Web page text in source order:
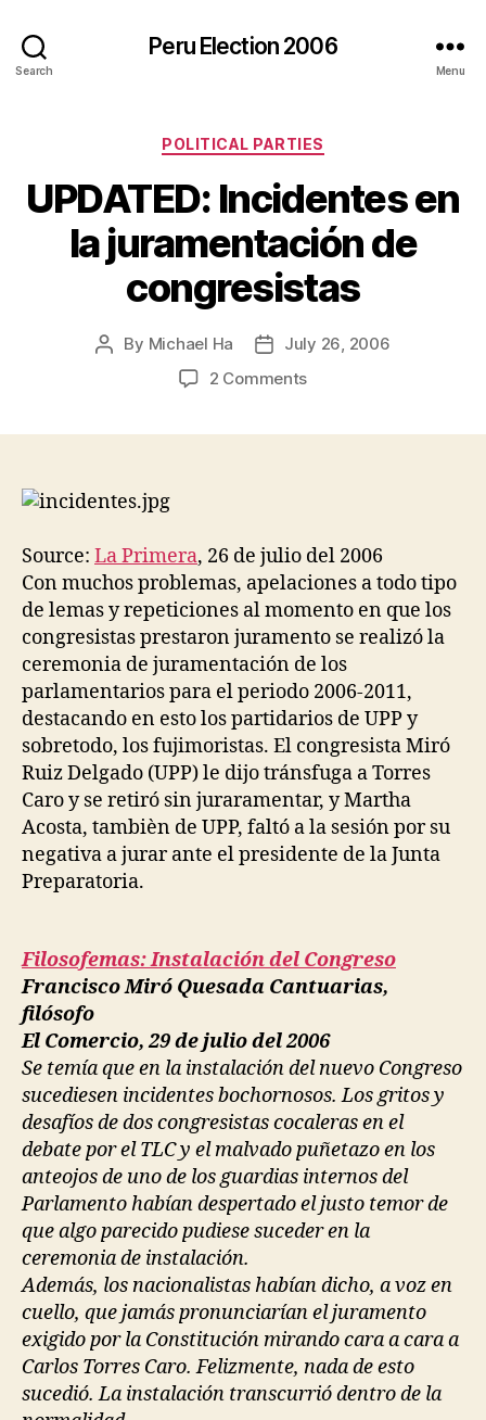
Search
Peru Election 2006
Menu
Categories
POLITICAL PARTIES
UPDATED: Incidentes en
la juramentación de
congresistas
Post
By Michael Ha
PostJuly 26, 2006
2 Commentson
congresistas
Source: La Primera, 26 de julio del 2006
Con muchos problemas, apelaciones a todo tipo
de lemas y repeticiones al momento en que los
congresistas prestaron juramento se realizó la
ceremonia de juramentación de los
parlamentarios para el periodo 2006-2011,
destacando en esto los partidarios de UPP y
sobretodo, los fujimoristas. El congresista Miró
Ruiz Delgado (UPP) le dijo tránsfuga a Torres
Caro y se retiró sin juraramentar, y Martha
Acosta, tambièn de UPP, faltó a la sesión por su
negativa a jurar ante el presidente de la Junta
Preparatoria.
Filosofemas: Instalación del Congreso
Francisco Miró Quesada Cantuarias,
filósofo
El Comercio, 29 de julio del 2006
Se temía que en la instalación del nuevo Congreso
sucediesen incidentes bochornosos. Los gritos y
desafíos de dos congresistas cocaleras en el
debate por el TLC y el malvado puñetazo en los
anteojos de uno de los guardias internos del
Parlamento habían despertado el justo temor de
que algo parecido pudiese suceder en la
ceremonia de instalación.
Además, los nacionalistas habían dicho, a voz en
cuello, que jamás pronunciarían el juramento
exigido por la Constitución mirando cara a cara a
Carlos Torres Caro. Felizmente, nada de esto
sucedió. La instalación transcurrió dentro de la